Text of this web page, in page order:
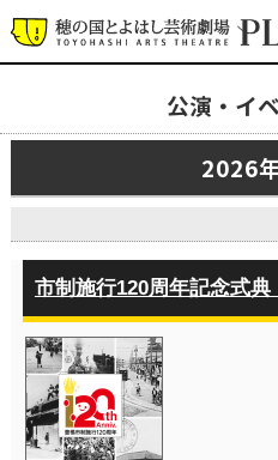
公式SNS
公演・イ
2026
市制施行120周年記念式典
最新の公演・イベント情報
演劇・ダンス・音楽など
イベント
プラットについて
チケット・座席表・鑑賞サ
施設の利用について